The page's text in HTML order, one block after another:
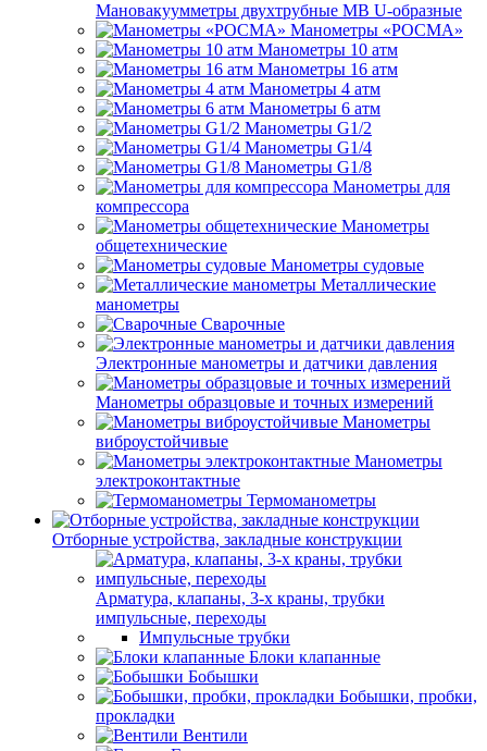
Мановакуумметры двухтрубные МВ U-образные
Манометры «РОСМА»
Манометры 10 атм
Манометры 16 атм
Манометры 4 атм
Манометры 6 атм
Манометры G1/2
Манометры G1/4
Манометры G1/8
Манометры для
компрессора
Манометры
общетехнические
Манометры судовые
Металлические
манометры
Сварочные
Электронные манометры и датчики давления
Манометры образцовые и точных измерений
Манометры
виброустойчивые
Манометры
электроконтактные
Термоманометры
Отборные устройства, закладные конструкции
Арматура, клапаны, 3-х краны, трубки
импульсные, переходы
Импульсные трубки
Блоки клапанные
Бобышки
Бобышки, пробки,
прокладки
Вентили